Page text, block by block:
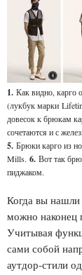
1. Как видно, карго
(лукбук марки
довесок к брюкам
сочетаются и с
5. Брюки карго из
Mills. 6. Вот так
пиджаком.
Когда вы нашли
можно наконец
Учитывая
сами собой
аутдор-стили